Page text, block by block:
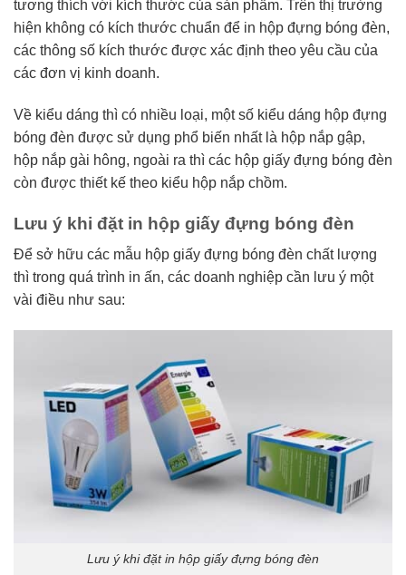
tương thích với kích thước của sản phẩm. Trên thị trường
hiện không có kích thước chuẩn để in hộp đựng bóng đèn,
các thông số kích thước được xác định theo yêu cầu của
các đơn vị kinh doanh.
Về kiểu dáng thì có nhiều loại, một số kiểu dáng hộp đựng
bóng đèn được sử dụng phổ biến nhất là hộp nắp gập,
hộp nắp gài hông, ngoài ra thì các hộp giấy đựng bóng đèn
còn được thiết kế theo kiểu hộp nắp chồm.
Lưu ý khi đặt in hộp giấy đựng bóng đèn
Để sở hữu các mẫu hộp giấy đựng bóng đèn chất lượng
thì trong quá trình in ấn, các doanh nghiệp cần lưu ý một
vài điều như sau:
Lưu ý khi đặt in hộp giấy đựng bóng đèn